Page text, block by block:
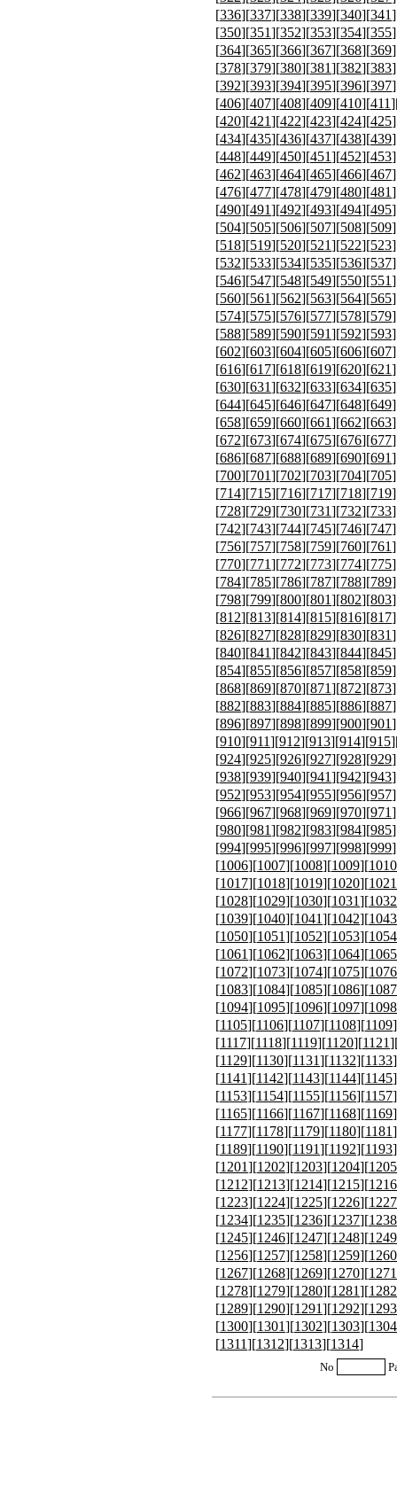
[336][337][338][339][340][341
[350][351][352][353][354][355
[364][365][366][367][368][369
[378][379][380][381][382][383
[392][393][394][395][396][397
[406][407][408][409][410][411
[420][421][422][423][424][425
[434][435][436][437][438][439
[448][449][450][451][452][453
[462][463][464][465][466][467
[476][477][478][479][480][481
[490][491][492][493][494][495
[504][505][506][507][508][509
[518][519][520][521][522][523
[532][533][534][535][536][537
[546][547][548][549][550][551
[560][561][562][563][564][565
[574][575][576][577][578][579
[588][589][590][591][592][593
[602][603][604][605][606][607
[616][617][618][619][620][621
[630][631][632][633][634][635
[644][645][646][647][648][649
[658][659][660][661][662][663
[672][673][674][675][676][677
[686][687][688][689][690][691
[700][701][702][703][704][705
[714][715][716][717][718][719
[728][729][730][731][732][733
[742][743][744][745][746][747
[756][757][758][759][760][761
[770][771][772][773][774][775
[784][785][786][787][788][789
[798][799][800][801][802][803
[812][813][814][815][816][817
[826][827][828][829][830][831
[840][841][842][843][844][845
[854][855][856][857][858][859
[868][869][870][871][872][873
[882][883][884][885][886][887
[896][897][898][899][900][901
[910][911][912][913][914][915
[924][925][926][927][928][929
[938][939][940][941][942][943
[952][953][954][955][956][957
[966][967][968][969][970][971
[980][981][982][983][984][985
[994][995][996][997][998][999
[1006][1007][1008][1009][1010
[1017][1018][1019][1020][1021
[1028][1029][1030][1031][1032
[1039][1040][1041][1042][1043
[1050][1051][1052][1053][1054
[1061][1062][1063][1064][1065
[1072][1073][1074][1075][1076
[1083][1084][1085][1086][1087
[1094][1095][1096][1097][1098
[1105][1106][1107][1108][1109
[1117][1118][1119][1120][1121
[1129][1130][1131][1132][1133
[1141][1142][1143][1144][1145
[1153][1154][1155][1156][1157
[1165][1166][1167][1168][1169
[1177][1178][1179][1180][1181
[1189][1190][1191][1192][1193
[1201][1202][1203][1204][1205
[1212][1213][1214][1215][1216
[1223][1224][1225][1226][1227
[1234][1235][1236][1237][1238
[1245][1246][1247][1248][1249
[1256][1257][1258][1259][1260
[1267][1268][1269][1270][1271
[1278][1279][1280][1281][1282
[1289][1290][1291][1292][1293
[1300][1301][1302][1303][1304
[1311][1312][1313][1314]
No